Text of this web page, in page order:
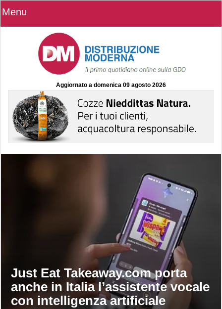
Menu
Aggiornato a domenica 09 agosto 2026
Just Eat Takeaway.com porta
anche in Italia l’assistente vocale
con intelligenza artificiale